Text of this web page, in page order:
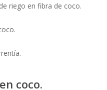
riego en fibra de coco.
coco.